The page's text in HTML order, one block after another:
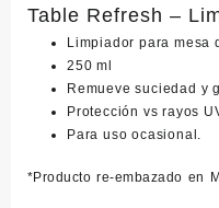
Table Refresh –
Limpiador para mesa
250 ml
Remueve suciedad y
Protección vs rayos
Para uso ocasional.
*Producto re-embazado en